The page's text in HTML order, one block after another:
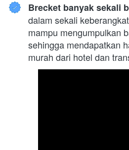
Brecket banyak sekali
dalam sekali
mampu mengumpulkan
sehingga mendapatkan
murah dari hotel dan